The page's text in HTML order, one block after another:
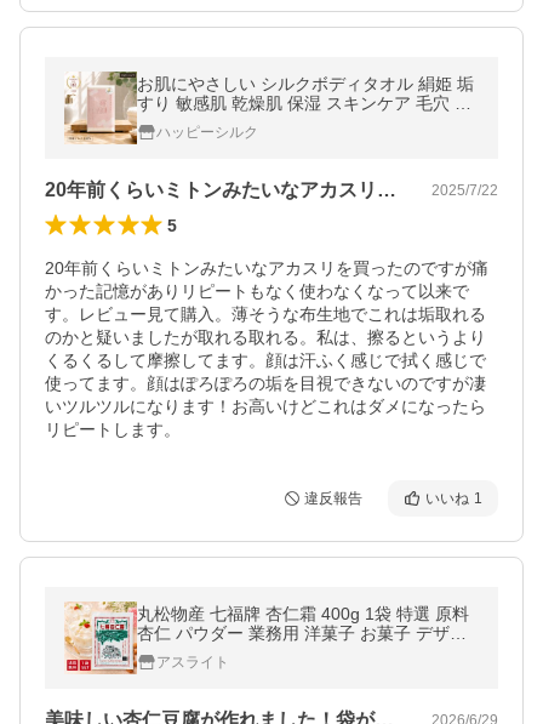
お肌にやさしい シルクボディタオル 絹姫 垢
すり 敏感肌 乾燥肌 保湿 スキンケア 毛穴 あ
かすり 絹100% 角質 肌ケア アカスリ 垢擦り
ボディケア 爆買 日本製
ハッピーシルク
20年前くらいミトンみたいなアカスリを… 2025/7/22
5
20年前くらいミトンみたいなアカスリを買ったのですが痛
かった記憶がありリピートもなく使わなくなって以来で
す。レビュー見て購入。薄そうな布生地でこれは垢取れる
のかと疑いましたが取れる取れる。私は、擦るというより
くるくるして摩擦してます。顔は汗ふく感じで拭く感じで
使ってます。顔はぽろぽろの垢を目視できないのですが凄
いツルツルになります！お高いけどこれはダメになったら
リピートします。
違反報告 いいね 1
丸松物産 七福牌 杏仁霜 400g 1袋 特選 原料
杏仁 パウダー 業務用 洋菓子 お菓子 デザー
ト 冷菓 製菓 材料 長期保存 常温保存
アスライト
美味しい杏仁豆腐が作れました！袋が2枚… 2026/6/29